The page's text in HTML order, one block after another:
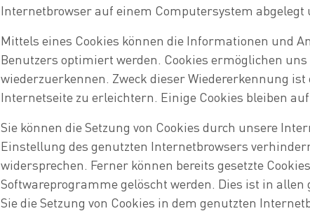
Internetbrowser auf einem Computersystem abgelegt
Mittels eines Cookies können die Informationen und
Benutzers optimiert werden. Cookies ermöglichen
wiederzuerkennen. Zweck dieser Wiedererkennung
Internetseite zu erleichtern. Einige Cookies bleiben
Sie können die Setzung von Cookies durch unsere
Einstellung des genutzten Internetbrowsers
widersprechen. Ferner können bereits gesetzte
Softwareprogramme gelöscht werden. Dies ist in
Sie die Setzung von Cookies in dem genutzten